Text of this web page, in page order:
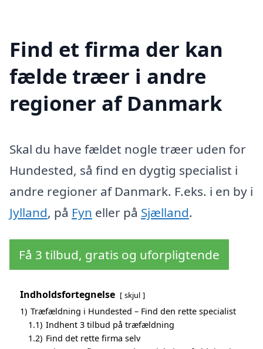
Find et firma der kan
fælde træer i andre
regioner af Danmark
Skal du have fældet nogle træer uden for
Hundested, så find en dygtig specialist i
andre regioner af Danmark. F.eks. i en by i
Jylland, på Fyn eller på Sjælland.
Få 3 tilbud, gratis og uforpligtende
Indholdsfortegnelse skjul
1) Træfældning i Hundested – Find den rette specialist
1.1) Indhent 3 tilbud på træfældning
1.2) Find det rette firma selv